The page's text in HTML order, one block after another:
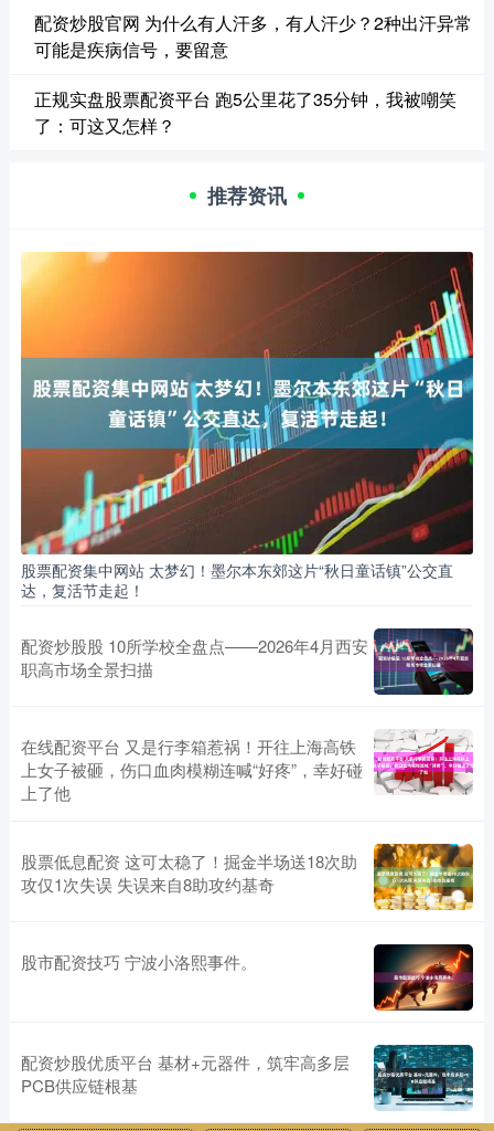
配资炒股官网 为什么有人汗多，有人汗少？2种出汗异常
可能是疾病信号，要留意
正规实盘股票配资平台 跑5公里花了35分钟，我被嘲笑
了：可这又怎样？
推荐资讯
股票配资集中网站 太梦幻！墨尔本东郊这片“秋日童话镇”公交直
达，复活节走起！
配资炒股股 10所学校全盘点——2026年4月西安
职高市场全景扫描
在线配资平台 又是行李箱惹祸！开往上海高铁
上女子被砸，伤口血肉模糊连喊“好疼”，幸好碰
上了他
股票低息配资 这可太稳了！掘金半场送18次助
攻仅1次失误 失误来自8助攻约基奇
股市配资技巧 宁波小洛熙事件。
配资炒股优质平台 基材+元器件，筑牢高多层
PCB供应链根基